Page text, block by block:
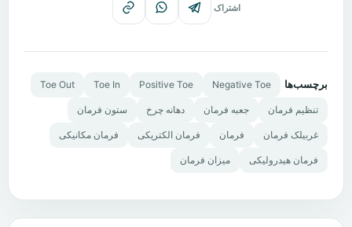
اشتراک
برچسب‌ها Negative Toe
Positive Toe
Toe In
Toe Out
تنظیم فرمان جعبه فرمان دهانه چرخ ستون فرمان
غربیلک فرمان فرمان فرمان الکتریکی فرمان مکانیکی
فرمان هیدرولیکی میزان فرمان